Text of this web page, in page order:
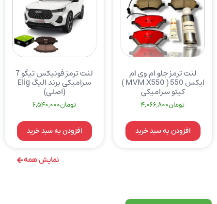
نمایش همه
لنت ترمز جلو ام وی ام
ایکس 550 ( MVM X550 )
کیتو سرامیکی
تومان4,066,800
افزودن به سبد خرید
لنت ترمز فونیکس تیگو 7
سرامیکی برند الیگ Elig
(اصلی)
تومان6,540,000
افزودن به سبد خرید